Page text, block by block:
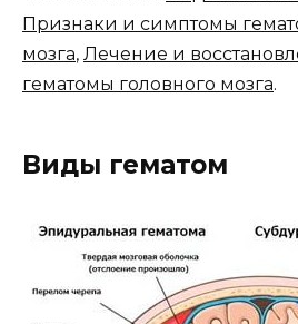
Признаки и симптомы
мозга, Лечение и
гематомы головного мозга.
Виды гематом